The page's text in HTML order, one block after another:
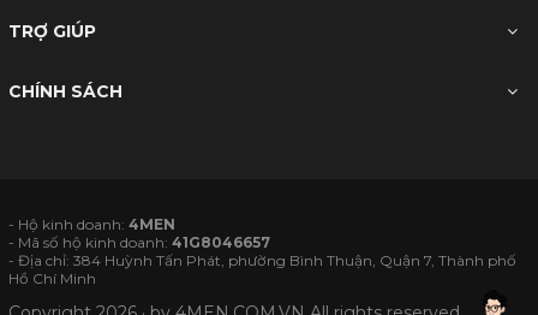
TRỢ GIÚP
CHÍNH SÁCH
- Hộ kinh doanh:4MEN
- Mã số hộ kinh doanh:41G8046657
- Địa chỉ: 384 Huỳnh Tấn Phát, phường Bình Thuận, Quận 7, Thành phố
Hồ Chí Minh